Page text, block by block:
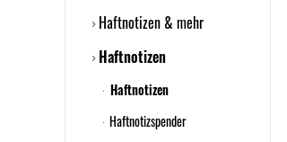
Haftnotizen & mehr
Haftnotizen
Haftnotizen
Haftnotizspender